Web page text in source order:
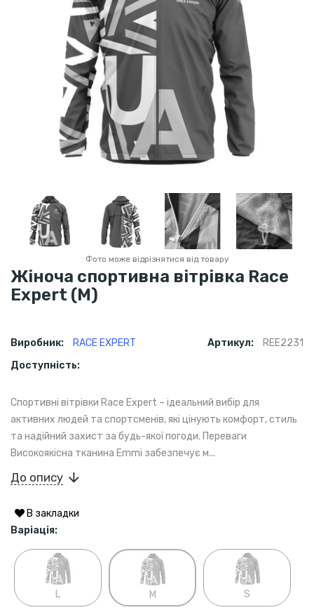
Фото може відрізнятися від товару
Жіноча спортивна вітрівка Race
Expert (M)
Виробник: RACE EXPERT Артикул:
REE2231
Доступність:
Спортивні вітрівки Race Expert – ідеальний вибір для
активних людей та спортсменів, які цінують комфорт, стиль
та надійний захист за будь-якої погоди. Переваги
Високоякісна тканина Emmi забезпечує м...
До опису
В закладки
Варіація:
L M S